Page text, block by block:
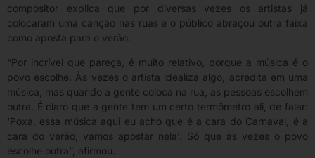
compositor explica que por diversas vezes os artistas já
colocaram uma canção nas ruas e o público abraçou outra faixa
como aposta para o verão.
“Por incrível que pareça, é muito relativo, porque a música é o
povo escolhe. Às vezes o artista idealiza algo, acredita em uma
música, mas quando a gente coloca na rua, as pessoas escolhem
outra. É claro que a gente tem um certo termômetro ali, de falar:
‘Poxa, essa música aqui eu acho que é a cara do Carnaval, é a
cara do verão, vamos apostar nela’. Só que às vezes o povo
escolhe outra”, afirmou.